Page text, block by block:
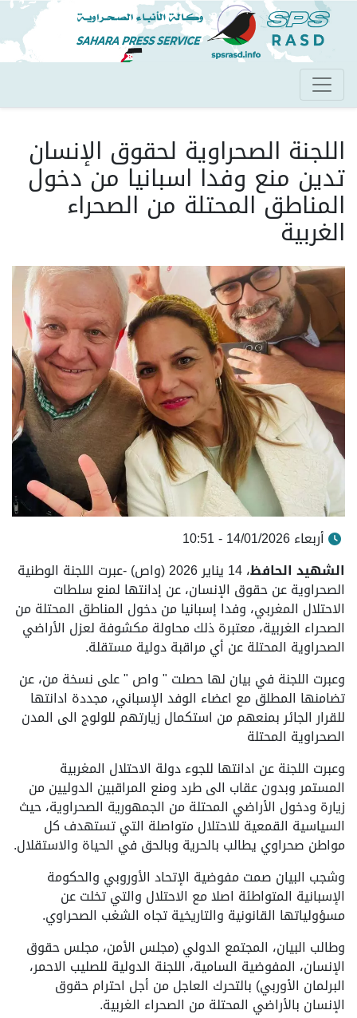
تجاوز
إلى
المحتوى
الرئيسي
اللجنة الصحراوية لحقوق الإنسان
تدين منع وفدا اسبانيا من دخول
المناطق المحتلة من الصحراء
الغربية
أربعاء 14/01/2026 - 10:51
الشهيد الحافظ
، 14 يناير 2026 (واص) -عبرت اللجنة الوطنية
الصحراوية عن حقوق الإنسان، عن إدانتها لمنع سلطات
الاحتلال المغربي، وفدا إسبانيا من دخول المناطق المحتلة من
الصحراء الغربية، معتبرة ذلك محاولة مكشوفة لعزل الأراضي
الصحراوية المحتلة عن أي مراقبة دولية مستقلة.
وعبرت اللجنة في بيان لها حصلت " واص " على نسخة من، عن
تضامنها المطلق مع اعضاء الوفد الإسباني، مجددة ادانتها
للقرار الجائر بمنعهم من استكمال زيارتهم للولوج الى المدن
الصحراوية المحتلة
وعبرت اللجنة عن ادانتها للجوء دولة الاحتلال المغربية
المستمر وبدون عقاب الى طرد ومنع المراقبين الدوليين من
زيارة ودخول الأراضي المحتلة من الجمهورية الصحراوية، حيث
السياسية القمعية للاحتلال متواصلة التي تستهدف كل
مواطن صحراوي يطالب بالحرية وبالحق في الحياة والاستقلال.
وشجب البيان صمت مفوضية الإتحاد الأوروبي والحكومة
الإسبانية المتواطئة اصلا مع الاحتلال والتي تخلت عن
مسؤولياتها القانونية والتاريخية تجاه الشغب الصحراوي.
وطالب البيان، المجتمع الدولي (مجلس الأمن، مجلس حقوق
الإنسان، المفوضية السامية، اللجنة الدولية للصليب الاحمر،
البرلمان الأوربي) بالتحرك العاجل من أجل احترام حقوق
الإنسان بالأراضي المحتلة من الصحراء الغربية.